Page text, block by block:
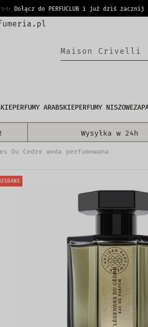
Dołącz do PERFUCLUB i już dziś zacznij
Ma i|
PERFUMY ARABSKIEPERFUMY NISZOWE
Wysyłka w 24h
Du Cedre woda perfumowana